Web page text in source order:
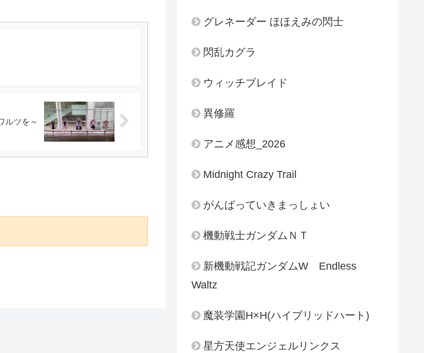
ルツを～
グレネーダー ほほえみの閃士
閃乱カグラ
ウィッチブレイド
異修羅
アニメ感想_2026
Midnight Crazy Trail
がんばっていきまっしょい
機動戦士ガンダムＮＴ
新機動戦記ガンダムW Endless
Waltz
魔装学園H×H(ハイブリッドハート)
星方天使エンジェルリンクス